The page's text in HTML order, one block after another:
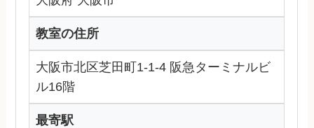
教室の住所
大阪市北区芝田町1-1-4 阪急ターミナルビ
ル16階
最寄駅